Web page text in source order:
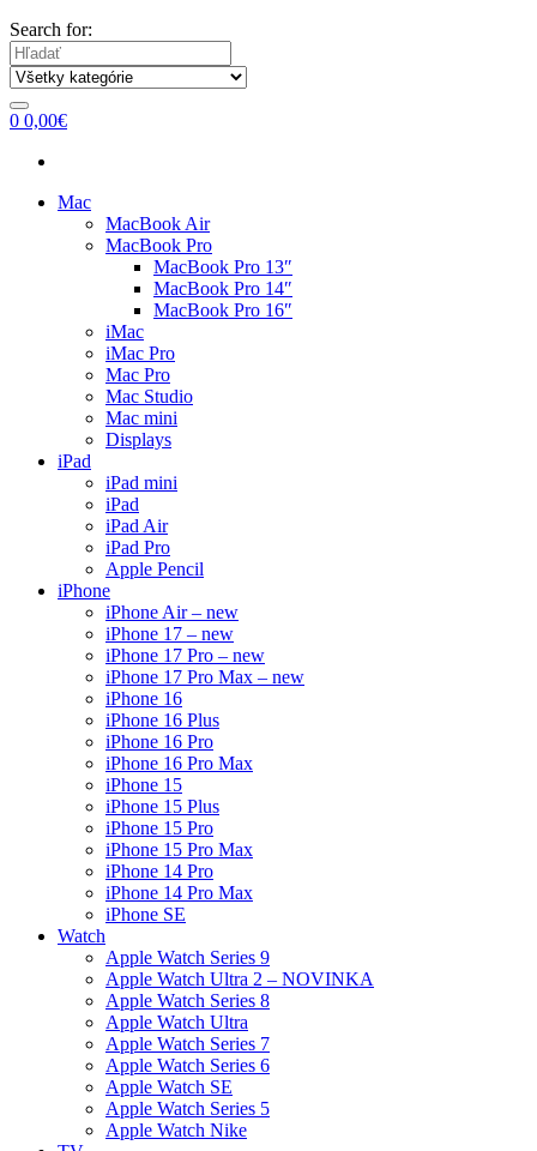
Search for:
0 0,00€
Mac
MacBook Air
MacBook Pro
MacBook Pro 13″
MacBook Pro 14″
MacBook Pro 16″
iMac
iMac Pro
Mac Pro
Mac Studio
Mac mini
Displays
iPad
iPad mini
iPad
iPad Air
iPad Pro
Apple Pencil
iPhone
iPhone Air – new
iPhone 17 – new
iPhone 17 Pro – new
iPhone 17 Pro Max – new
iPhone 16
iPhone 16 Plus
iPhone 16 Pro
iPhone 16 Pro Max
iPhone 15
iPhone 15 Plus
iPhone 15 Pro
iPhone 15 Pro Max
iPhone 14 Pro
iPhone 14 Pro Max
iPhone SE
Watch
Apple Watch Series 9
Apple Watch Ultra 2 – NOVINKA
Apple Watch Series 8
Apple Watch Ultra
Apple Watch Series 7
Apple Watch Series 6
Apple Watch SE
Apple Watch Series 5
Apple Watch Nike